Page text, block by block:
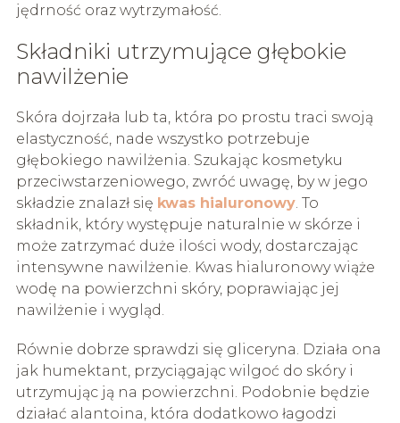
jędrność oraz wytrzymałość.
Składniki utrzymujące głębokie
nawilżenie
Skóra dojrzała lub ta, która po prostu traci swoją
elastyczność, nade wszystko potrzebuje
głębokiego nawilżenia. Szukając kosmetyku
przeciwstarzeniowego, zwróć uwagę, by w jego
składzie znalazł się kwas hialuronowy. To
składnik, który występuje naturalnie w skórze i
może zatrzymać duże ilości wody, dostarczając
intensywne nawilżenie. Kwas hialuronowy wiąże
wodę na powierzchni skóry, poprawiając jej
nawilżenie i wygląd.
Równie dobrze sprawdzi się gliceryna. Działa ona
jak humektant, przyciągając wilgoć do skóry i
utrzymując ją na powierzchni. Podobnie będzie
działać alantoina, która dodatkowo łagodzi